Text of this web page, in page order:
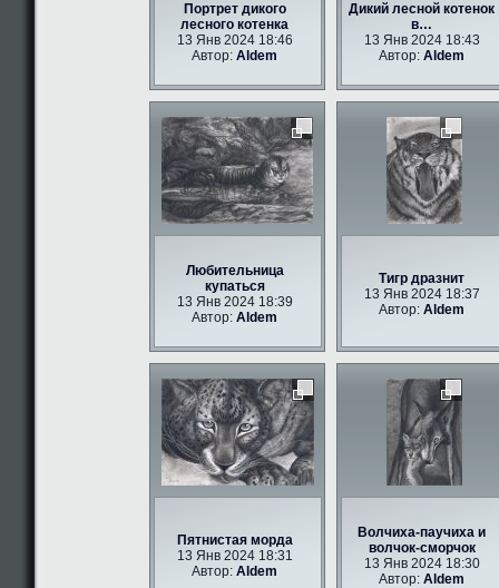
Портрет дикого
лесного котенка
13 Янв 2024 18:46
Автор:Aldem
Дикий лесной котенок
в…
13 Янв 2024 18:43
Автор:Aldem
Любительница
купаться
13 Янв 2024 18:39
Автор:Aldem
Тигр дразнит
13 Янв 2024 18:37
Автор:Aldem
Пятнистая морда
13 Янв 2024 18:31
Автор:Aldem
Волчиха-паучиха и
волчок-сморчок
13 Янв 2024 18:30
Автор:Aldem